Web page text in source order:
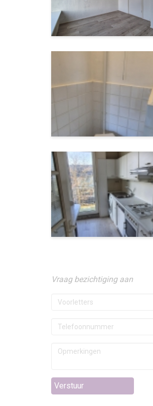
Vraag bezichtiging aan
Verstuur